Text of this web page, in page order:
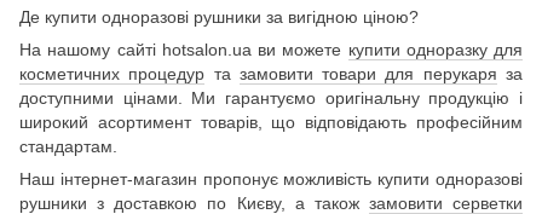
Де купити одноразові рушники за вигідною ціною?
На нашому сайті hotsalon.ua ви можете купити одноразку для
косметичних процедур та замовити товари для перукаря за
доступними цінами. Ми гарантуємо оригінальну продукцію і
широкий асортимент товарів, що відповідають професійним
стандартам.
Наш інтернет-магазин пропонує можливість купити одноразові
рушники з доставкою по Києву, а також замовити серветки